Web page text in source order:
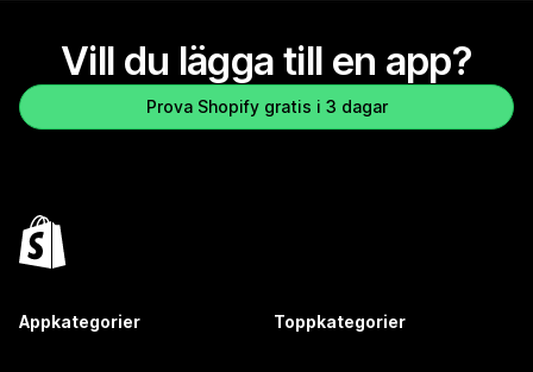
Vill du lägga till en app?
Prova Shopify gratis i 3 dagar
Appkategorier Toppkategorier